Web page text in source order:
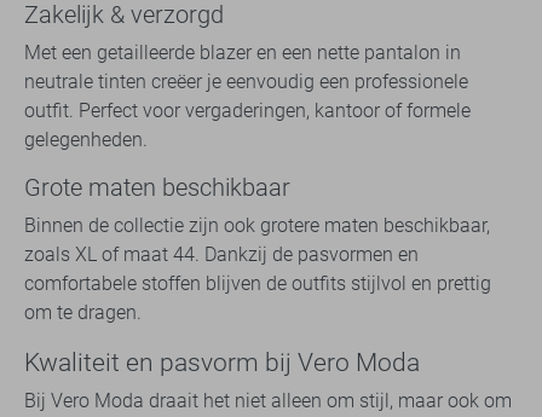
Zakelijk & verzorgd
Met een getailleerde blazer en een nette pantalon in
neutrale tinten creëer je eenvoudig een professionele
outfit. Perfect voor vergaderingen, kantoor of formele
gelegenheden.
Grote maten beschikbaar
Binnen de collectie zijn ook grotere maten beschikbaar,
zoals XL of maat 44. Dankzij de pasvormen en
comfortabele stoffen blijven de outfits stijlvol en prettig
om te dragen.
Kwaliteit en pasvorm bij Vero Moda
Bij Vero Moda draait het niet alleen om stijl, maar ook om